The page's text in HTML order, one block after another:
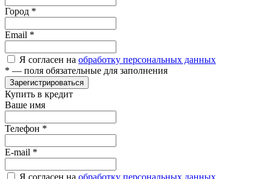
Город *
Email *
Я согласен на обработку персональных данных
* — поля обязательные для заполнения
Зарегистрироваться
Купить в кредит
Ваше имя
Телефон *
E-mail *